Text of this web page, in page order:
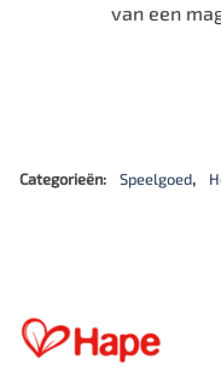
van een
Categorieën:
Speelgoed,